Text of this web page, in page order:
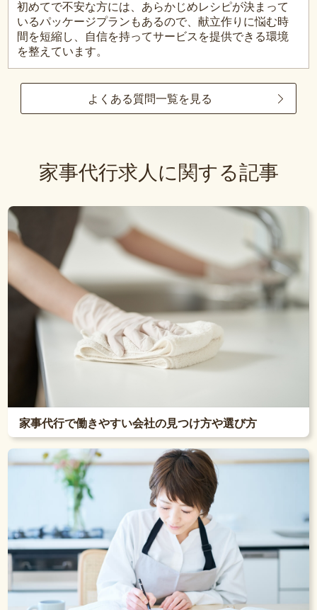
初めてで不安な方には、あらかじめレシピが決まって
いるパッケージプランもあるので、献立作りに悩む時
間を短縮し、自信を持ってサービスを提供できる環境
を整えています。
よくある質問一覧を見る
家事代行求人に関する記事
家事代行で働きやすい会社の見つけ方や選び方